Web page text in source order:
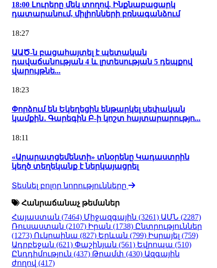
18:00 Լուրերը մեկ տողով. Ինքնաբացարկ
դատարանում, միլիոնների բռնագանձում
18:27
ԱԱԾ-ն բացահայտել է պետական
դավաճանության 4 և լրտեսության 5 դեպքով
վարույթնե...
18:23
Փորձում են Եկեղեցին ենթարկել սեփական
կամքին․ Գարեգին Բ-ի կոշտ հայտարարությո...
18:11
«Արարատցեմենտի» տնօրենը Կադաստրին
կեղծ տեղեկանք է ներկայացրել
Տեսնել բոլոր նորությունները
Հանրաճանաչ թեմաներ
Հայաստան (7464) Միջազգային (3261) ԱՄՆ (2287)
Ռուսաստան (2107) Իրան (1738) Ընտրություններ
(1273) Ուկրաինա (827) Երևան (799) Իսրայել (759)
Ադրբեջան (621) Փաշինյան (561) Եվրոպա (510)
Ընդդիմություն (437) Թրամփ (430) Ազգային
ժողով (417)